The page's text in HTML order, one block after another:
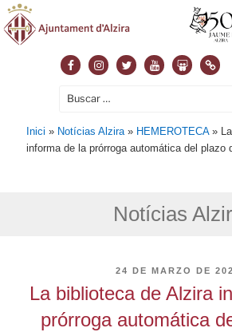
FacebookInstagram
TwitterYoutubeSlideshare
Buscar
Inici » Notícias Alzira » HEMEROTECA»
informa de la prórroga automática del plazo
Notícias
PUBLICADO
24 DE MARZO DE
La biblioteca de Alzira
prórroga automática